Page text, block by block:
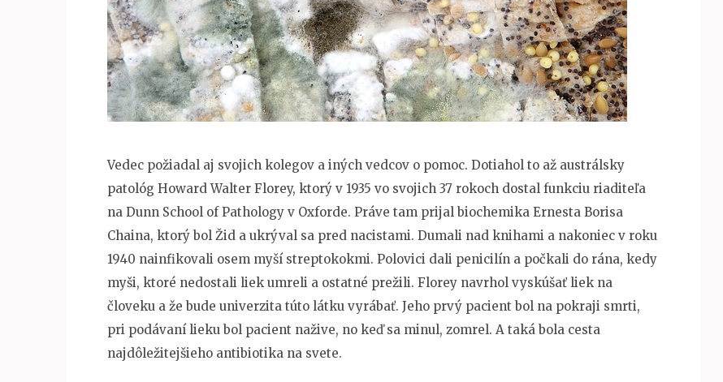
Vedec požiadal aj svojich kolegov a iných vedcov o pomoc. Dotiahol to až austrálsky
patológ Howard Walter Florey, ktorý v 1935 vo svojich 37 rokoch dostal funkciu riaditeľa
na Dunn School of Pathology v Oxforde. Práve tam prijal biochemika Ernesta Borisa
Chaina, ktorý bol Žid a ukrýval sa pred nacistami. Dumali nad knihami a nakoniec v roku
1940 nainfikovali osem myší streptokokmi. Polovici dali penicilín a počkali do rána, kedy
myši, ktoré nedostali liek umreli a ostatné prežili. Florey navrhol vyskúšať liek na
človeku a že bude univerzita túto látku vyrábať. Jeho prvý pacient bol na pokraji smrti,
pri podávaní lieku bol pacient nažive, no keď sa minul, zomrel. A taká bola cesta
najdôležitejšieho antibiotika na svete.